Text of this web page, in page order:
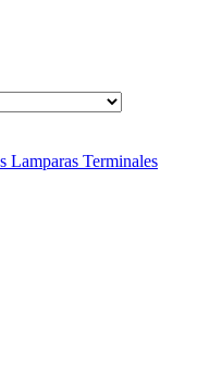
Lamparas Terminales